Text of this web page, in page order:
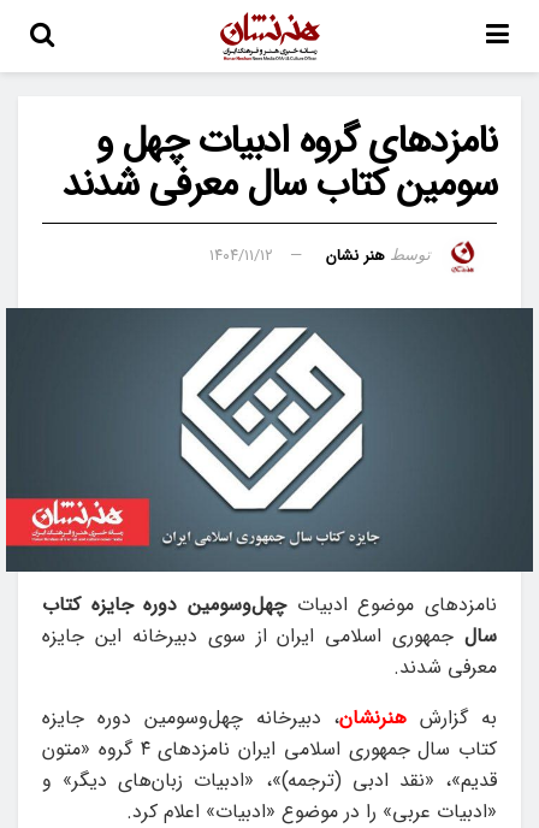
نامزدهای گروه ادبیات چهل‌ و
سومین کتاب سال معرفی شدند
توسط هنر نشان ۱۴۰۴/۱۱/۱۲
نامزدهای موضوع ادبیات چهل‌وسومین دوره جایزه کتاب
سال جمهوری اسلامی ایران از سوی دبیرخانه این جایزه
معرفی شدند.
به گزارش هنرنشان، دبیرخانه چهل‌وسومین دوره جایزه
کتاب سال جمهوری اسلامی ایران نامزدهای ۴ گروه‌ «متون
قدیم»، «نقد ادبی (ترجمه)»، «ادبیات زبان‌های دیگر» و
«ادبیات عربی» را در موضوع «ادبیات» اعلام کرد.